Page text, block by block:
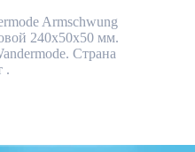
Armschwung
240x50x50 мм.
Страна
.